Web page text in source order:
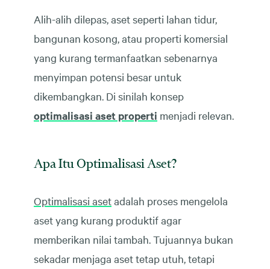
Alih-alih dilepas, aset seperti lahan tidur,
bangunan kosong, atau properti komersial
yang kurang termanfaatkan sebenarnya
menyimpan potensi besar untuk
dikembangkan. Di sinilah konsep
optimalisasi aset properti menjadi relevan.
Apa Itu Optimalisasi Aset?
Optimalisasi asetadalah proses mengelola
aset yang kurang produktif agar
memberikan nilai tambah. Tujuannya bukan
sekadar menjaga aset tetap utuh, tetapi